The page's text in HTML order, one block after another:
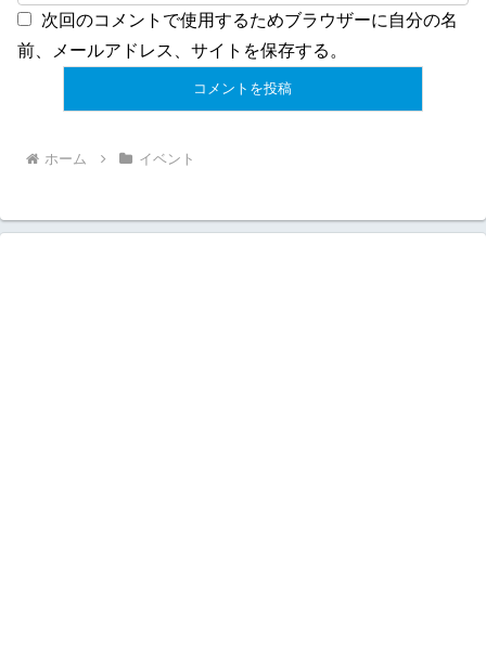
次回のコメントで使用するためブラウザーに自分の名
前、メールアドレス、サイトを保存する。
ホーム イベント